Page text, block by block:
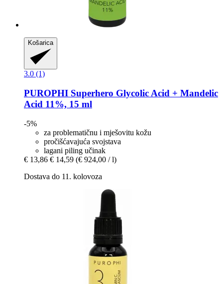
Košarica
3.0 (1)
PUROPHI Superhero Glycolic Acid + Mandelic
Acid 11%, 15 ml
-5%
za problematičnu i mješovitu kožu
pročišćavajuća svojstava
lagani piling učinak
€ 13,86 € 14,59 (€ 924,00 / l)
Dostava do 11. kolovoza